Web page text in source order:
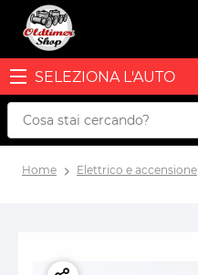
SELEZIONA L'AUTO
Home Elettrico e accensione